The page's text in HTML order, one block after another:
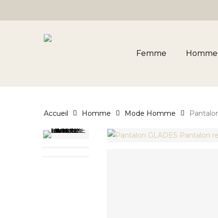
to
Femme Homme
Accueil Homme Mode Homme